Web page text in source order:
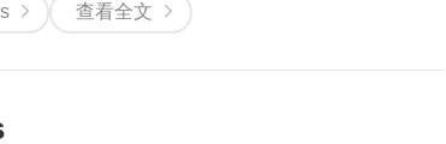
查看全文